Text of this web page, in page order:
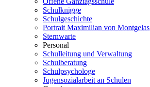
Schulknigge
Schulgeschichte
Portrait Maximilian von Montgelas
Sternwarte
Personal
Schulleitung und Verwaltung
Schulberatung
Schulpsychologe
Jugensozialarbeit an Schulen